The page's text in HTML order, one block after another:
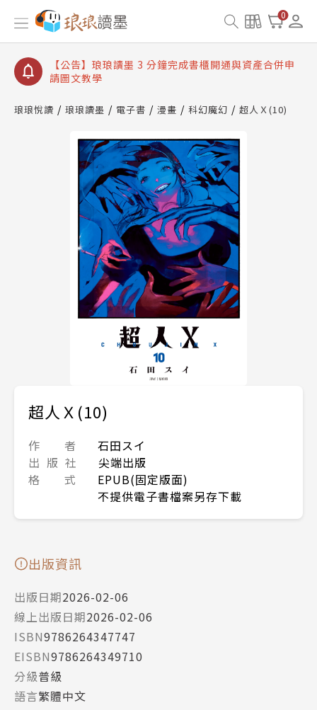
0
【公告】琅琅讀墨數位閱讀資產合併與書櫃開通申請
【公告】琅琅讀墨書櫃開通常見問題
【公告】琅琅讀墨 3 分鐘完成書櫃開通與資產合併申
請圖文教學
查詢
琅琅悅讀 琅琅讀墨 電子書 漫畫 科幻魔幻 超人Ｘ(10)
超人Ｘ(10)
作 者
石田スイ
出 版 社
尖端出版
格 式
EPUB(固定版面)
不提供電子書檔案另存下載
出版資訊
出版日期2026-02-06
線上出版日期2026-02-06
ISBN9786264347747
EISBN9786264349710
分級普級
語言繁體中文